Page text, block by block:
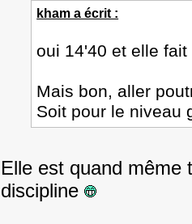
kham a écrit :
oui 14'40 et elle
Mais bon, aller
Soit pour le niveau
Elle est quand même
discipline